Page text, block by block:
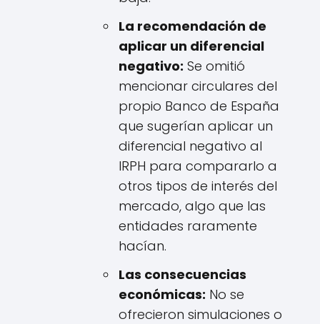
La recomendación de
aplicar un diferencial
negativo: Se omitió
mencionar circulares del
propio Banco de España
que sugerían aplicar un
diferencial negativo al
IRPH para compararlo a
otros tipos de interés del
mercado, algo que las
entidades raramente
hacían.
Las consecuencias
económicas: No se
ofrecieron simulaciones o